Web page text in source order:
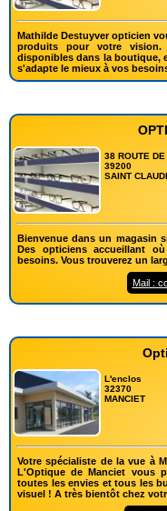
Mathilde Destuyver opticien
produits pour votre vision.
disponibles dans la boutique,
s'adapte le mieux à vos
38 ROUTE DE
39200
SAINT
Bienvenue dans un magasin
Des opticiens accueillant
besoins. Vous trouverez un
Mail :
L'enclos
32370
MANCIET
Votre spécialiste de la vue à
L'Optique de Manciet vous
toutes les envies et tous les
visuel ! A très bientôt chez